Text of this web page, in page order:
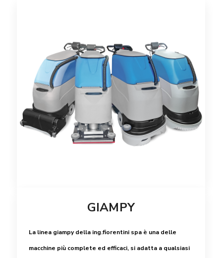
GIAMPY
La linea giampy della ing.fiorentini spa è una delle
macchine più complete ed efficaci, si adatta a qualsiasi